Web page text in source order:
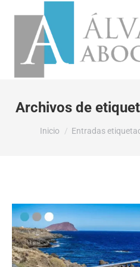
Archivos de
Estás aquí:
Inicio Entradas